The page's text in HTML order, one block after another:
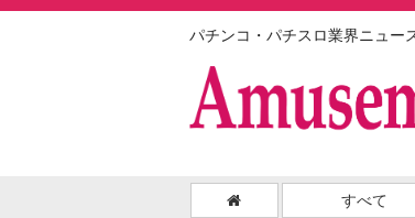
パチンコ・パチスロ業界ニュー
すべて